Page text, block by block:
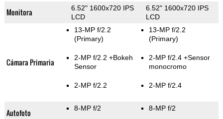
Monitora
6.52" 1600x720 IPS
LCD
6.52" 1600x720 IPS
LCD
Cámara Primaria
13-MP f/2.2
(Primary)
2-MP f/2.2 +Bokeh
Sensor
2-MP f/2.2
13-MP f/2.2
(Primary)
2-MP f/2.4 +Sensor
monocromo
2-MP f/2.4
Autofoto 8-MP f/2 8-MP f/2